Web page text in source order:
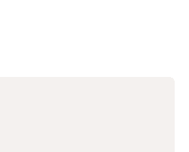
is non-smoking and is set